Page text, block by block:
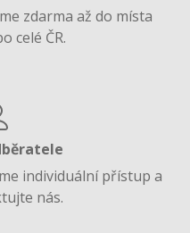
zdarma až do místa
celé ČR.
individuální přístup a
nás.